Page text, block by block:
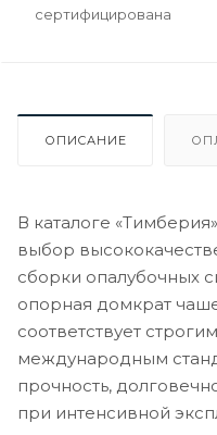
сертифицирована
ОПИСАНИЕ
В каталоге
выбор
сборки опалубочных
опорная домкрат
соответствует
международным
прочность,
при интенсивной